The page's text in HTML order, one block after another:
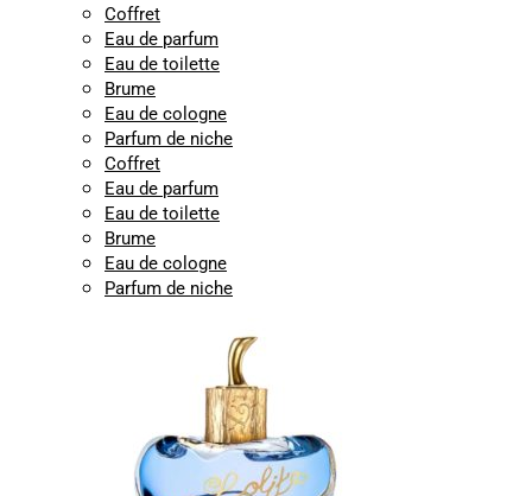
Coffret
Eau de parfum
Eau de toilette
Brume
Eau de cologne
Parfum de niche
Coffret
Eau de parfum
Eau de toilette
Brume
Eau de cologne
Parfum de niche